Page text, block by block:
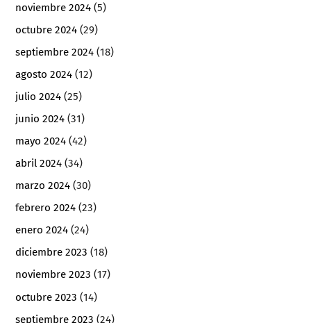
noviembre 2024 (5)
octubre 2024 (29)
septiembre 2024 (18)
agosto 2024 (12)
julio 2024 (25)
junio 2024 (31)
mayo 2024 (42)
abril 2024 (34)
marzo 2024 (30)
febrero 2024 (23)
enero 2024 (24)
diciembre 2023 (18)
noviembre 2023 (17)
octubre 2023 (14)
septiembre 2023 (24)